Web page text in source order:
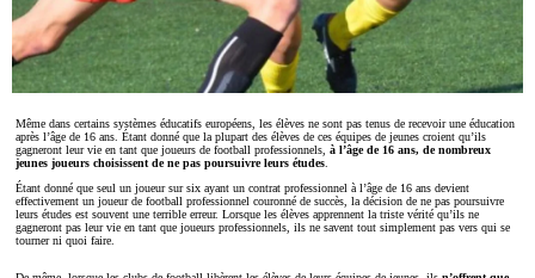
Même dans certains systèmes éducatifs européens, les élèves ne sont pas tenus de recevoir une éducation
après l’âge de 16 ans. Étant donné que la plupart des élèves de ces équipes de jeunes croient qu’ils
gagneront leur vie en tant que joueurs de football professionnels, à l’âge de 16 ans, de nombreux
jeunes joueurs choisissent de ne pas poursuivre leurs études
Étant donné que seul un joueur sur six ayant un contrat professionnel à l’âge de 16 ans devient
effectivement un joueur de football professionnel couronné de succès, la décision de ne pas poursuivre
leurs études est souvent une terrible erreur. Lorsque les élèves apprennent la triste vérité qu’ils ne
gagneront pas leur vie en tant que joueurs professionnels, ils ne savent tout simplement pas vers qui se
tourner ni quoi faire.